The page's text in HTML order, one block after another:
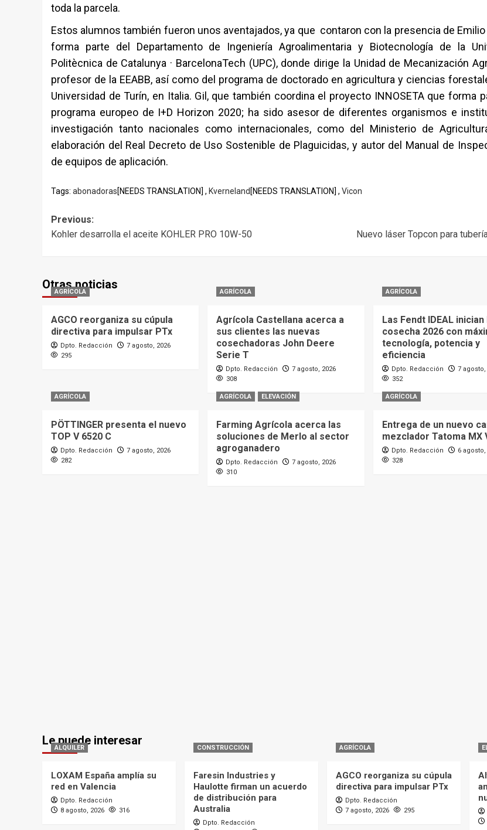
toda la parcela.
Estos alumnos también fueron unos aventajados, ya que contaron con la presencia de Emilio
forma parte del Departamento de Ingeniería Agroalimentaria y Biotecnología de la
Politècnica de Catalunya · BarcelonaTech (UPC), donde dirige la Unidad de Mecanización
profesor de la EEABB, así como del programa de doctorado en agricultura y ciencias
Universidad de Turín, en Italia. Gil, que también coordina el proyecto INNOSETA que forma
programa europeo de I+D Horizon 2020; ha sido asesor de diferentes organismos e
investigación tanto nacionales como internacionales, como del Ministerio de
elaboración del Real Decreto de Uso Sostenible de Plaguicidas, y autor del Manual de
de equipos de aplicación.
Tags: abonadoras[NEEDS TRANSLATION] , Kverneland [NEEDS TRANSLATION] , Vicon
Post
Previous:
Kohler desarrolla el aceite KOHLER PRO 10W-50
Nuevo láser Topcon para
Otras noticias
AGRÍCOLA
AGCO reorganiza su cúpula
directiva para impulsar PTx
Dpto. Redacción
7 agosto, 2026
295
AGRÍCOLA
Agrícola Castellana acerca a
sus clientes las nuevas
cosechadoras John Deere
Serie T
Dpto. Redacción
7 agosto, 2026
308
AGRÍCOLA
Las Fendt IDEAL inician
cosecha 2026 con
tecnología, potencia y
eficiencia
Dpto. Redacción
7 agosto,
352
AGRÍCOLA
PÖTTINGER presenta el nuevo
TOP V 6520 C
Dpto. Redacción
7 agosto, 2026
282
AGRÍCOLA ELEVACIÓN
Farming Agrícola acerca las
soluciones de Merlo al sector
agroganadero
Dpto. Redacción
7 agosto, 2026
310
AGRÍCOLA
Entrega de un nuevo
mezclador Tatoma MX
Dpto. Redacción
6 agosto,
328
Le puede interesar
ALQUILER
LOXAM España amplía su
red en Valencia
Dpto. Redacción
8 agosto, 2026
316
CONSTRUCCIÓN
Faresin Industries y
Haulotte firman un acuerdo
de distribución para
Australia
Dpto. Redacción
AGRÍCOLA
AGCO reorganiza su cúpula
directiva para impulsar PTx
Dpto. Redacción
7 agosto, 2026
295